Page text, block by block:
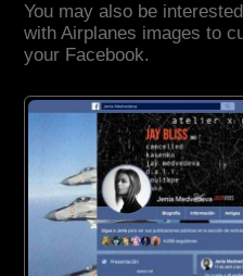
You may also be
with Airplanes images to
your Facebook.